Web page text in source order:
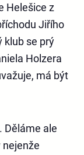
Helešice z
Jiřího
klub se prý
Holzera
má být
Děláme ale